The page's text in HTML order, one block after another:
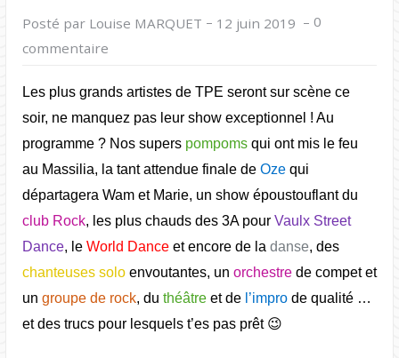
Posté par Louise MARQUET – 12 juin 2019 – 0
commentaire
Les plus grands artistes de TPE seront sur scène ce
soir, ne manquez pas leur show exceptionnel ! Au
programme ? Nos supers pompomsqui ont mis le feu
au Massilia, la tant attendue finale de Oze qui
départagera Wam et Marie, un show époustouflant du
club Rock, les plus chauds des 3A pour Vaulx Street
Dance, le World Danceet encore de la danse, des
chanteuses solo envoutantes, un orchestrede compet et
un groupe de rock, du théâtreet de l’improde qualité …
et des trucs pour lesquels t’es pas prêt 😉